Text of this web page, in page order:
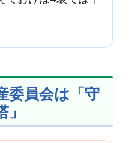
委員会は「守